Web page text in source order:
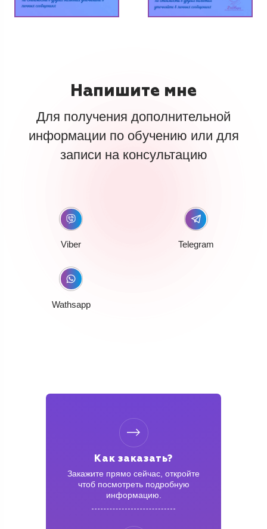
Напишите мне
Для получения дополнительной
информации по обучению или для
записи на консультацию
Viber Telegram
Wathsapp
Как заказать?
Закажите прямо сейчас, откройте
чтоб посмотреть подробную
информацию.